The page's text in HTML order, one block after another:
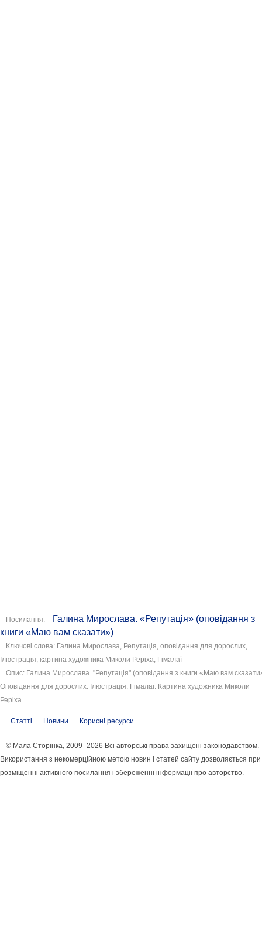
Посилання:
Галина Мирослава. «Репутація» (оповідання з
книги «Маю вам сказати»)
Ключові слова: Галина Мирослава, Репутація, оповідання для дорослих,
Ілюстрація, картина художника Миколи Реріха, Гімалаї
Опис: Галина Мирослава. "Репутація" (оповідання з книги «Маю вам
Оповідання для дорослих. Ілюстрація. Гімалаї. Картина художника Миколи
Реріха.
Статті Новини Корисні ресурси
© Мала Сторінка, 2009 -2026 Всі авторські права захищені законодавством.
Використання з некомерційною метою новин і статей сайту дозволяється при
розміщенні активного посилання і збереженні інформації про авторство.